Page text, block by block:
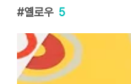
옐로우 5